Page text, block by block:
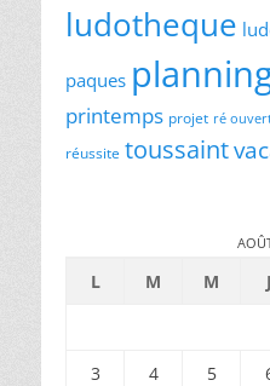
ludotheque
paques
printemps projet ré
réussite toussaint
L M M J
3
4 5